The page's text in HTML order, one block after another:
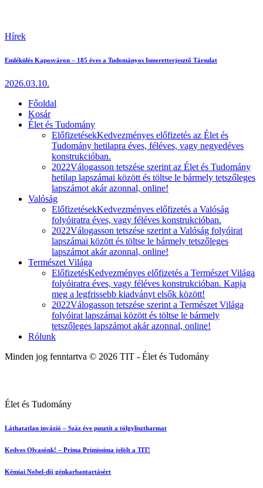
Hírek
Emlékülés Kaposváron – 185 éves a Tudományos Ismeretterjesztő Társulat
2026.03.10.
Főoldal
Kosár
Élet és Tudomány
ElőfizetésekKedvezményes előfizetés az Élet és
Tudomány hetilapra éves, féléves, vagy negyedéves
konstrukcióban.
2022Válogasson tetszése szerint az Élet és Tudomány
hetilap lapszámai között és töltse le bármely tetszőleges
lapszámot akár azonnal, online!
Valóság
ElőfizetésekKedvezményes előfizetés a Valóság
folyóiratra éves, vagy féléves konstrukcióban.
2022Válogasson tetszése szerint a Valóság folyóirat
lapszámai között és töltse le bármely tetszőleges
lapszámot akár azonnal, online!
Természet Világa
ElőfizetésKedvezményes előfizetés a Természet Világa
folyóiratra éves, vagy féléves konstrukcióban. Kapja
meg a legfrissebb kiadványt elsők között!
2022Válogasson tetszése szerint a Természet Világa
folyóirat lapszámai között és töltse le bármely
tetszőleges lapszámot akár azonnal, online!
Rólunk
Minden jog fenntartva © 2026 TIT - Élet és Tudomány
Élet és Tudomány
Láthatatlan invázió – Száz éve pusztít a tölgylisztharmat
Kedves Olvasónk! – Prima Primissima jelölt a TIT!
Kémiai Nobel-díj génkarbantartásért